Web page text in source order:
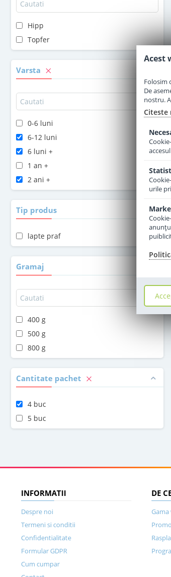
Hipp
Topfer
Varsta
0-6 luni
6-12 luni
6 luni +
1 an +
2 ani +
Tip produs
lapte praf
Gramaj
400 g
500 g
800 g
Cantitate pachet
4 buc
5 buc
INFORMATII
Despre noi
Termeni si conditii
Confidentialitate
Formular GDPR
Cum cumpar
DE
Acest
Folosim
De
nostru.
Citeste
urile